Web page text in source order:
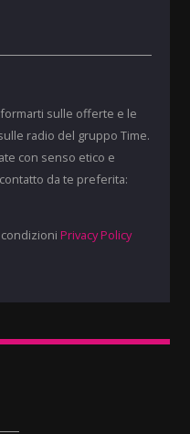
sulle offerte e le
radio del gruppo Time.
con senso etico e
da te preferita:
Privacy Policy